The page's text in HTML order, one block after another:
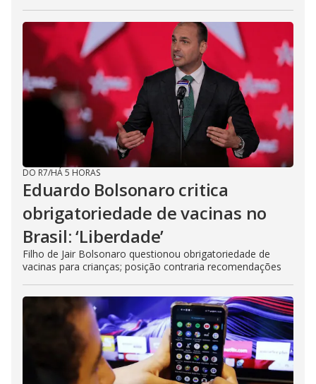
DO R7/HÁ 5 HORAS
Eduardo Bolsonaro critica
obrigatoriedade de vacinas no
Brasil: ‘Liberdade’
Filho de Jair Bolsonaro questionou obrigatoriedade de
vacinas para crianças; posição contraria recomendações